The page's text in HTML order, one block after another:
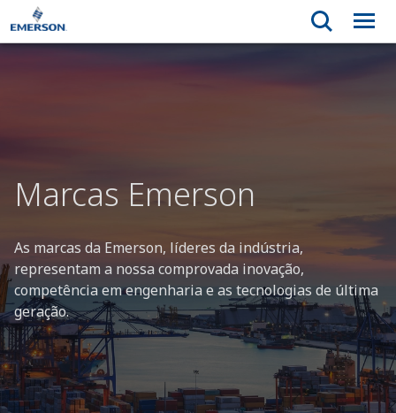
Marcas Emerson
As marcas da Emerson, líderes da indústria,
representam a nossa comprovada inovação,
competência em engenharia e as tecnologias de última
geração.